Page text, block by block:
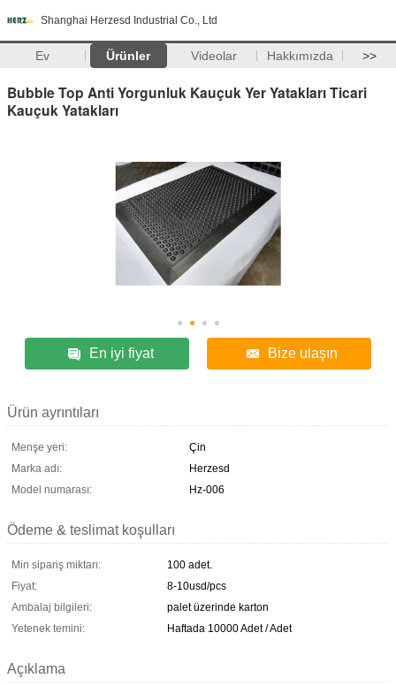
Shanghai Herzesd Industrial Co., Ltd
Ev Ürünler Videolar Hakkımızda >>
Bubble Top Anti Yorgunluk Kauçuk Yer Yatakları Ticari
Kauçuk Yatakları
En iyi fiyat Bize ulaşın
Ürün ayrıntıları
Menşe yeri:
Çin
Marka adı:
Herzesd
Model numarası:
Hz-006
Ödeme & teslimat koşulları
Min sipariş miktarı:
100 adet.
Fiyat:
8-10usd/pcs
Ambalaj bilgileri:
palet üzerinde karton
Yetenek temini:
Haftada 10000 Adet / Adet
Açıklama